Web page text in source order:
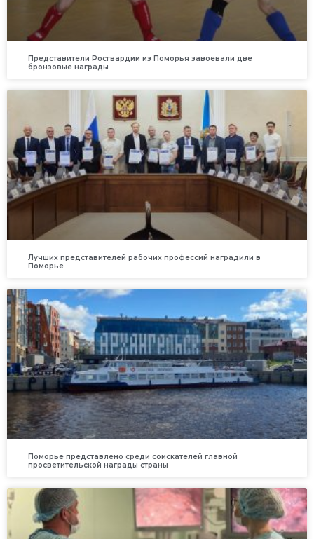
Представители Росгвардии из Поморья завоевали две
бронзовые награды
Лучших представителей рабочих профессий наградили в
Поморье
Поморье представлено среди соискателей главной
просветительской награды страны